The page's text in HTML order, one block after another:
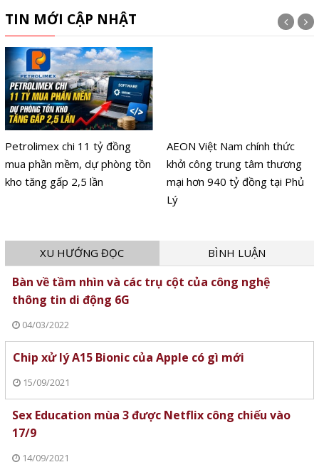
TIN MỚI CẬP NHẬT
Petrolimex chi 11 tỷ đồng
mua phần mềm, dự phòng tồn
kho tăng gấp 2,5 lần
AEON Việt Nam chính thức
khởi công trung tâm thương
mại hơn 940 tỷ đồng tại Phủ
Lý
XU HƯỚNG ĐỌC BÌNH LUẬN
Bàn về tầm nhìn và các trụ cột của công nghệ
thông tin di động 6G
04/03/2022
Chip xử lý A15 Bionic của Apple có gì mới
15/09/2021
Sex Education mùa 3 được Netflix công chiếu vào
17/9
14/09/2021